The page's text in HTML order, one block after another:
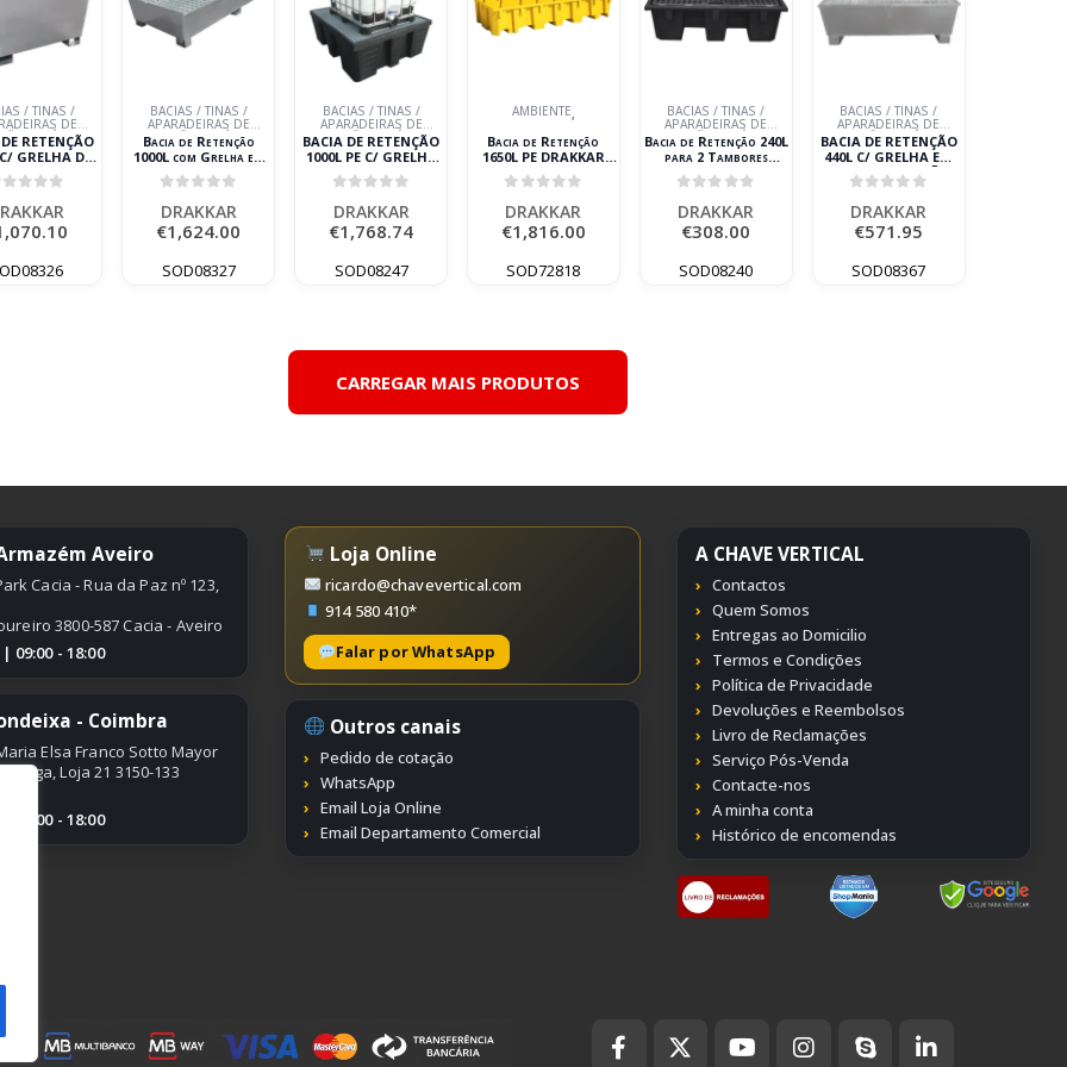
/ TINAS /
DE
DE ÓLEOS
USADOS
RETENÇÃO
GRELHA DE
1 IBC
BACIAS / TINAS /
APARADEIRAS DE
RETENÇÃO DE ÓLEOS
USADOS
Bacia de Retenção
1000L com Grelha em
Aço XXL para 2 IBC
DRAKKAR
DRAKKAR
€1,624.00
SOD08327
BACIAS / TINAS /
APARADEIRAS DE
RETENÇÃO DE ÓLEOS
USADOS
BACIA DE RETENÇÃO
1000L PE C/ GRELHA
EM AÇO PARA 1 IBC
DRAKKAR
DRAKKAR
€1,768.74
SOD08247
AMBIENTE,
Bacia de Retenção
1650L PE DRAKKAR
para Estantes L3280mm
DRAKKAR
€1,816.00
SOD72818
BACIAS / TINAS /
APARADEIRAS DE
RETENÇÃO DE ÓLEOS
USADOS
Bacia de Retenção 240L
para 2 Tambores
DRAKKAR 650kg
DRAKKAR
€308.00
SOD08240
BACIAS / TINAS /
APARADEIRAS DE
RETENÇÃO DE ÓLEOS
USADOS
BACIA DE RETENÇÃO
440L C/ GRELHA EM
AÇO PARA 4 BIDÕES
DRAKKAR
DRAKKAR
€571.95
SOD08367
CARREGAR MAIS PRODUTOS
Aveiro
Cacia - Rua da Paz nº 123,
3800-587 Cacia - Aveiro
09:00 - 18:00
- Coimbra
Elsa Franco Sotto Mayor
Loja 21 3150-133
09:00 - 18:00
Loja Online
ricardo@chavevertical.com
914 580 410*
Falar por WhatsApp
Outros canais
Pedido de cotação
WhatsApp
Email Loja Online
Email Departamento Comercial
A CHAVE VERTICAL
Contactos
Quem Somos
Entregas ao Domicilio
Termos e Condições
Política de Privacidade
Devoluções e Reembolsos
Livro de Reclamações
Serviço Pós-Venda
Contacte-nos
A minha conta
Histórico de encomendas